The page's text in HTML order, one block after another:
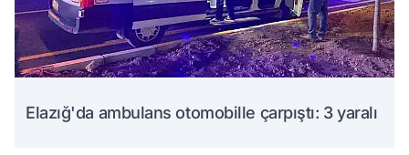
Elazığ'da ambulans otomobille çarpıştı: 3 yaralı